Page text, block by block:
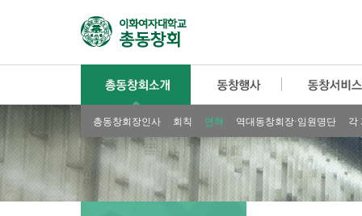
총동창회장인사 회칙 연혁 역대동창회장·임원명단 각